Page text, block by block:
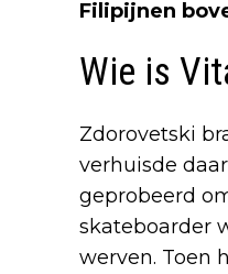
Filipijnen
Wie is
Zdorovetski
verhuisde
geprobeerd
skateboarder
werven. Toen